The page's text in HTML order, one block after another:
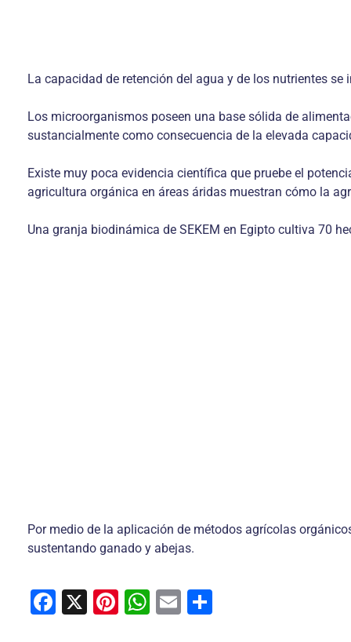
La capacidad de retención del agua y de los nutrientes
Los microorganismos poseen una base sólida de
sustancialmente como consecuencia de la elevada
Existe muy poca evidencia científica que pruebe el
agricultura orgánica en áreas áridas muestran cómo la
Una granja biodinámica de SEKEM en Egipto cultiva 70
Por medio de la aplicación de métodos agrícolas
sustentando ganado y abejas.
F
X
Pi W E